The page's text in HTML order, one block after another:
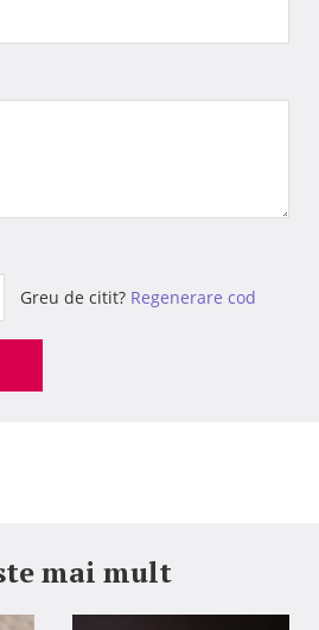
Greu de citit? Regenerare cod
mai mult